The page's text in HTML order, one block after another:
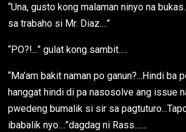
“Una, gusto kong malaman ninyo na
sa trabaho si Mr. Diaz....”
“PO?!...” gulat kong sambit.....
“Ma’am bakit naman po ganun?...Hindi ba
hanggat hindi di pa nasosolve ang issue
pwedeng bumalik si sir sa
ibabalik nyo....”dagdag ni Rass.......